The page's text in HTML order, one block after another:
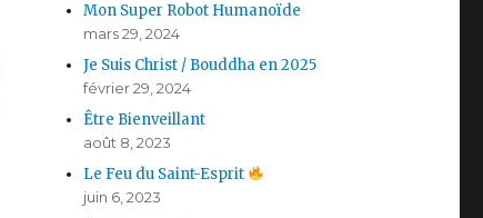
Mon Super Robot Humanoïde
mars 29, 2024
Je Suis Christ / Bouddha en 2025
février 29, 2024
Être Bienveillant
août 8, 2023
Le Feu du Saint-Esprit
juin 6, 2023